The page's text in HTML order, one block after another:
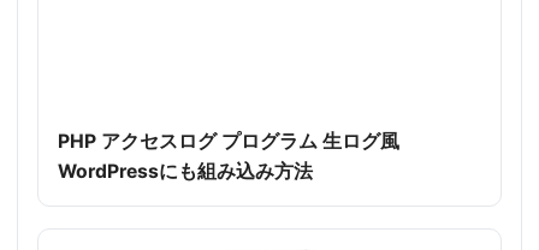
PHP アクセスログ プログラム 生ログ風
WordPressにも組み込み方法